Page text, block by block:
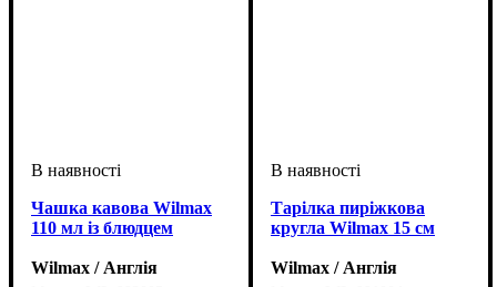
Чашка кавова Wilmax
110 мл із блюдцем
Wilmax / Англія
Тарілка пиріжкова
кругла Wilmax 15 см
Wilmax / Англія